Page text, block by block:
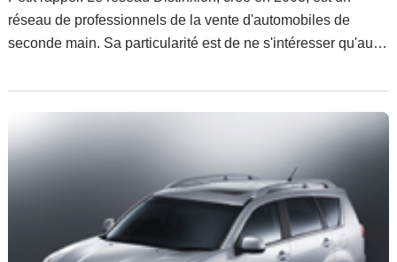
réseau de professionnels de la vente d'automobiles de
seconde main. Sa particularité est de ne s'intéresser qu'aux
mois et de